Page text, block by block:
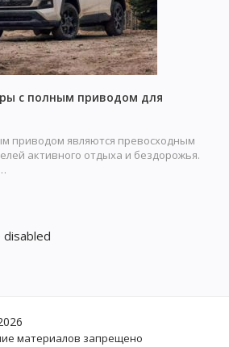
с полным приводом для
приводом являются превосходным
активного отдыха и бездорожья.
disabled
материалов запрещено